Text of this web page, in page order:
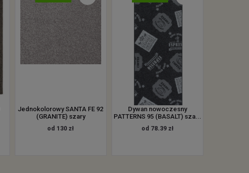
Jednokolorowy SANTA FE 92
(GRANITE) szary
od 130 zł
Dywan nowoczesny
PATTERNS 95 (BASALT) sza...
od 78.39 zł